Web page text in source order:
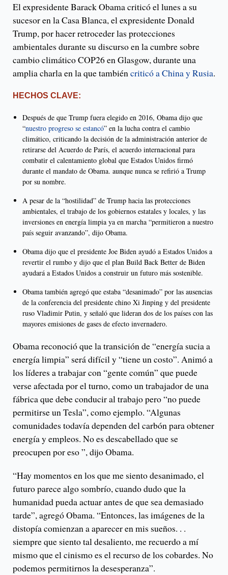
El expresidente Barack Obama criticó el lunes a su
sucesor en la Casa Blanca, el expresidente Donald
Trump, por hacer retroceder las protecciones
ambientales durante su discurso en la cumbre sobre
cambio climático COP26 en Glasgow, durante una
amplia charla en la que tambiéncriticó a China y Rusia.
HECHOS CLAVE:
Después de que Trump fuera elegido en 2016, Obama dijo que
“nuestro progreso se estancó” en la lucha contra el cambio
climático, criticando la decisión de la administración anterior de
retirarse del Acuerdo de París, el acuerdo internacional para
combatir el calentamiento global que Estados Unidos firmó
durante el mandato de Obama. aunque nunca se refirió a Trump
por su nombre.
A pesar de la “hostilidad” de Trump hacia las protecciones
ambientales, el trabajo de los gobiernos estatales y locales, y las
inversiones en energía limpia ya en marcha “permitieron a nuestro
país seguir avanzando”, dijo Obama.
Obama dijo que el presidente Joe Biden ayudó a Estados Unidos a
revertir el rumbo y dijo que el plan Build Back Better de Biden
ayudará a Estados Unidos a construir un futuro más sostenible.
Obama también agregó que estaba “desanimado” por las ausencias
de la conferencia del presidente chino Xi Jinping y del presidente
ruso Vladimir Putin, y señaló que lideran dos de los países con las
mayores emisiones de gases de efecto invernadero.
Obama reconoció que la transición de “energía sucia a
energía limpia” será difícil y “tiene un costo”. Animó a
los líderes a trabajar con “gente común” que puede
verse afectada por el turno, como un trabajador de una
fábrica que debe conducir al trabajo pero “no puede
permitirse un Tesla”, como ejemplo. “Algunas
comunidades todavía dependen del carbón para obtener
energía y empleos. No es descabellado que se
preocupen por eso ”, dijo Obama.
“Hay momentos en los que me siento desanimado, el
futuro parece algo sombrío, cuando dudo que la
humanidad pueda actuar antes de que sea demasiado
tarde”, agregó Obama. “Entonces, las imágenes de la
distopía comienzan a aparecer en mis sueños. . .
siempre que siento tal desaliento, me recuerdo a mí
mismo que el cinismo es el recurso de los cobardes. No
podemos permitirnos la desesperanza”.